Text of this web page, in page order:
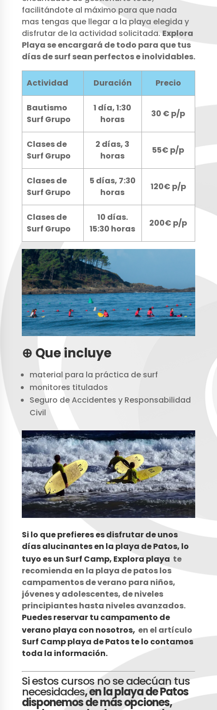
facilitándote al máximo para que nada
mas tengas que llegar a la playa elegida y
disfrutar de la actividad solicitada. Explora
Playa se encargará de todo para que tus
días de surf sean perfectos e inolvidables.
Actividad Duración Precio
Bautismo
Surf Grupo
1 día, 1:30
horas
30 € p/p
Clases de
Surf Grupo
2 días, 3
horas
55€ p/p
Clases de
Surf Grupo
5 días, 7:30
horas
120€ p/p
Clases de
Surf Grupo
10 días.
15:30 horas
200€ p/p
⊕ Que incluye
material para la práctica de surf
monitores titulados
Seguro de Accidentes y Responsabilidad
Civil
Si lo que prefieres es disfrutar de unos
días alucinantes en la playa de Patos, lo
tuyo es un Surf Camp, Explora playa te
recomienda en la playa de patos los
campamentos de verano para niños,
jóvenes y adolescentes, de niveles
principiantes hasta niveles avanzados.
Puedes reservar tu campamento de
verano playa con nosotros, en el artículo
Surf Camp playa de Patos te lo contamos
toda la información.
Si estos cursos no se adecúan tus
necesidades, en la playa de Patos
disponemos de más opciones,